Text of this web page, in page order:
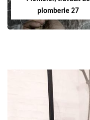
plomberie 27